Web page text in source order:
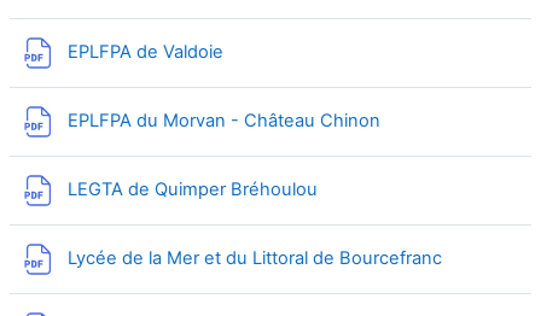
EPLFPA de Valdoie
EPLFPA du Morvan - Château Chinon
LEGTA de Quimper Bréhoulou
Lycée de la Mer et du Littoral de Bourcefranc